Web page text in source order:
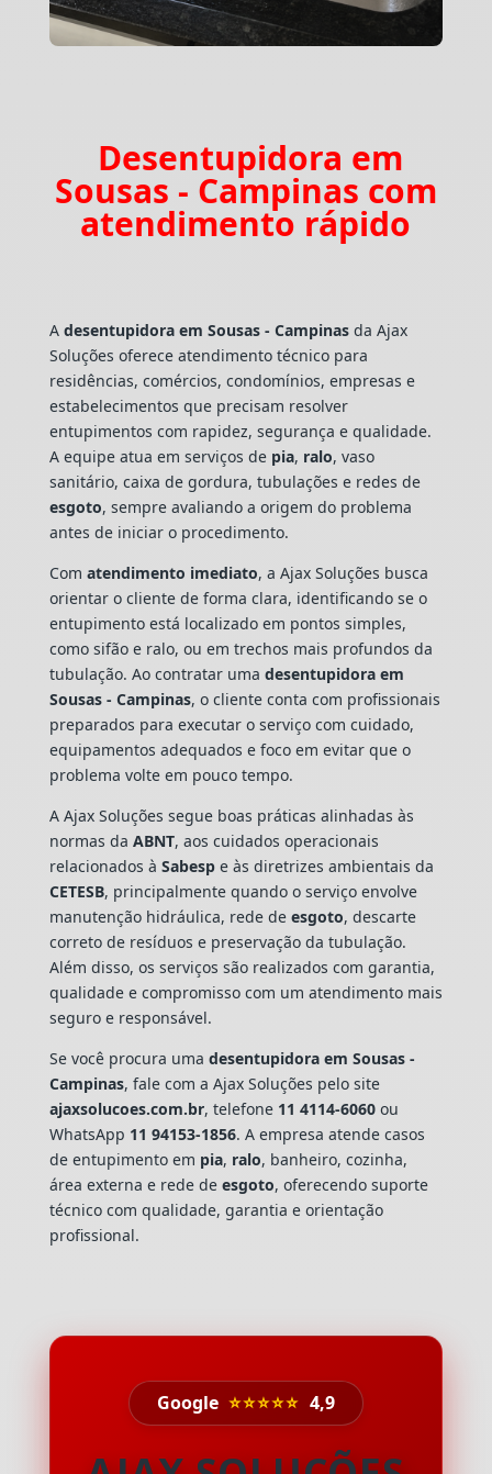
Desentupidora em
Sousas - Campinas com
atendimento rápido
A desentupidora em Sousas - Campinasda Ajax
Soluções oferece atendimento técnico para
residências, comércios, condomínios, empresas e
estabelecimentos que precisam resolver
entupimentos com rapidez, segurança e qualidade.
A equipe atua em serviços de pia, ralo, vaso
sanitário, caixa de gordura, tubulações e redes de
esgoto, sempre avaliando a origem do problema
antes de iniciar o procedimento.
Com atendimento imediato, a Ajax Soluções busca
orientar o cliente de forma clara, identificando se o
entupimento está localizado em pontos simples,
como sifão e ralo, ou em trechos mais profundos da
tubulação. Ao contratar uma desentupidora em
Sousas - Campinas, o cliente conta com profissionais
preparados para executar o serviço com cuidado,
equipamentos adequados e foco em evitar que o
problema volte em pouco tempo.
A Ajax Soluções segue boas práticas alinhadas às
normas da ABNT, aos cuidados operacionais
relacionados à Sabespe às diretrizes ambientais da
CETESB, principalmente quando o serviço envolve
manutenção hidráulica, rede de esgoto, descarte
correto de resíduos e preservação da tubulação.
Além disso, os serviços são realizados com garantia,
qualidade e compromisso com um atendimento mais
seguro e responsável.
Se você procura uma desentupidora em Sousas -
Campinas, fale com a Ajax Soluções pelo site
ajaxsolucoes.com.br, telefone 11 4114-6060ou
WhatsApp 11 94153-1856. A empresa atende casos
de entupimento em pia, ralo, banheiro, cozinha,
área externa e rede de esgoto, oferecendo suporte
técnico com qualidade, garantia e orientação
profissional.
Google ⭐⭐⭐⭐⭐ 4,9